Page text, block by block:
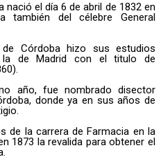
nació el día 6 de abril de 1832 en
también del célebre General
Córdoba hizo sus estudios
la de Madrid con el titulo de
año, fue nombrado disector
donde ya en sus años de
de la carrera de Farmacia en la
1873 la revalida para obtener el